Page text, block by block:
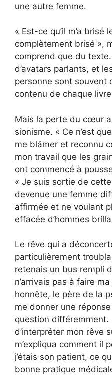
une autre femme.
« Est-ce qu’il m’a brisé
complètement brisé »,
comprend que du
d’avatars parlants, et
personne sont souvent
contenu de chaque
Mais la perte du cœur
sionisme. « Ce n’est
me blâmer et reconnu
mon travail que les
ont commencé à
« Je suis sortie de
devenue une femme
affirmée et ne voulant
effacée d’hommes
Le rêve qui a
particulièrement
retenais un bus rempli
n’arrivais pas à faire
honnête, le père de la
me donner une
question différemment.
d’interpréter mon rêve
m’expliqua comment il
j’étais son patient, ce
bonne pratique